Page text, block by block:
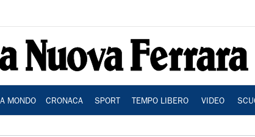
MONDO CRONACA SPORT TEMPO LIBERO VIDEO